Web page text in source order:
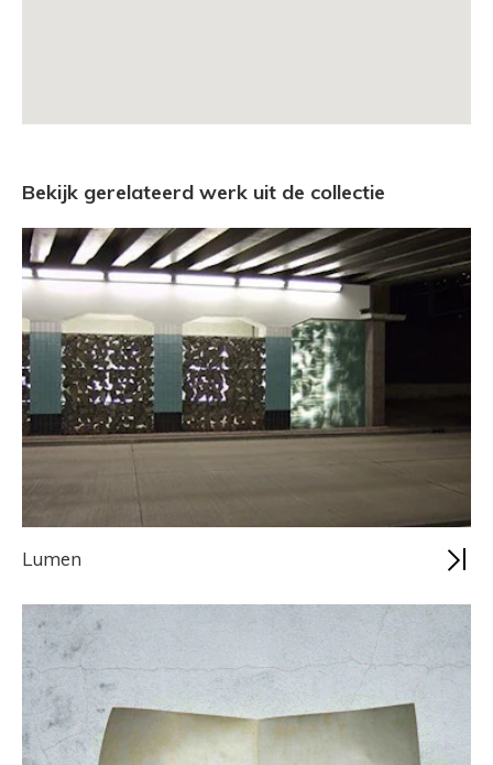
Bekijk gerelateerd werk uit de collectie
Lumen